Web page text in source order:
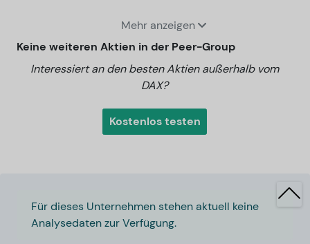
Mehr anzeigen
Keine weiteren Aktien in der Peer-Group
Interessiert an den besten Aktien außerhalb vom
DAX?
Kostenlos testen
Für dieses Unternehmen stehen aktuell keine
Analysedaten zur Verfügung.